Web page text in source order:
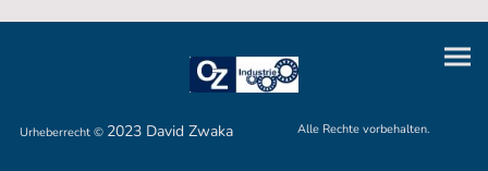
Urheberrecht © 2023 David Zwaka Alle Rechte vorbehalten.